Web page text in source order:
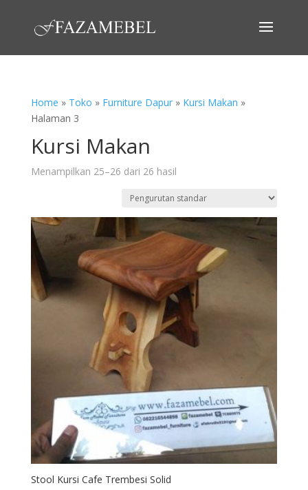
Home » Toko » Furniture Dapur» Kursi Makan »
Halaman 3
Kursi Makan
Menampilkan 25–26 dari 26 hasil
Stool Kursi Cafe Trembesi Solid